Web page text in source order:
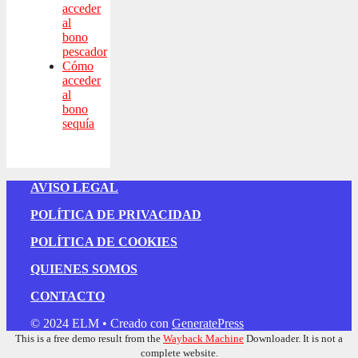
acceder
al
bono
pescador
Cómo
acceder
al
bono
sequía
AVISO LEGAL
POLÍTICA DE PRIVACIDAD
POLÍTICA DE COOKIES
QUIENES SOMOS
CONTACTO
© 2024 ELM • Creado con GeneratePress
This is a free demo result from the Wayback Machine Downloader. It is not a
complete website.